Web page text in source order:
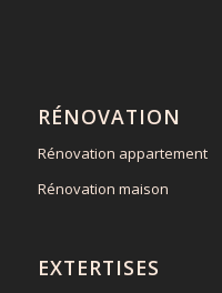
RÉNOVATION
Rénovation appartement
Rénovation maison
EXTERTISES